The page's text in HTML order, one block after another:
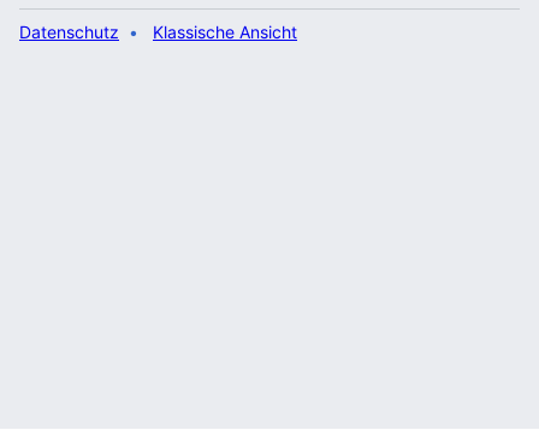
Datenschutz Klassische Ansicht